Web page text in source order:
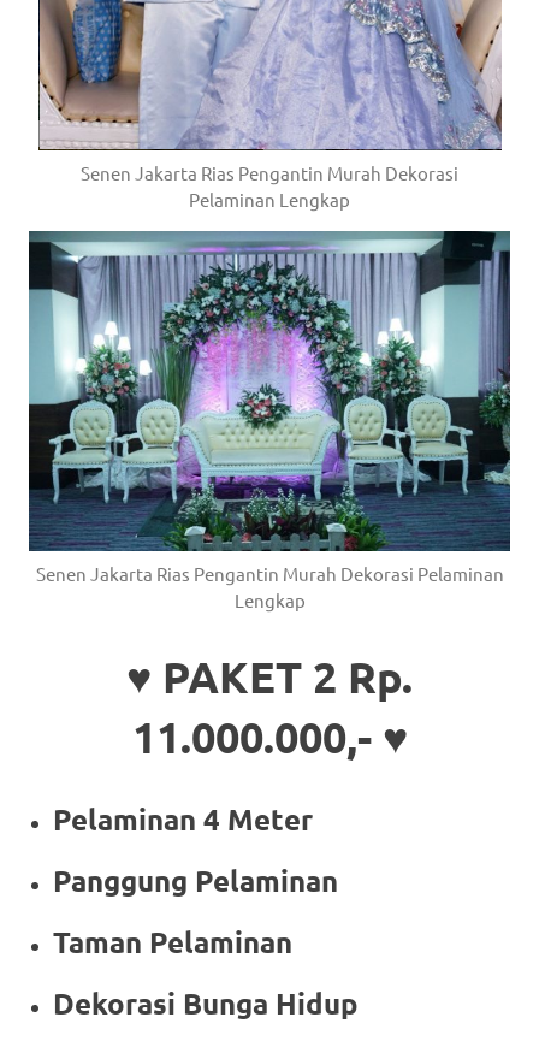
Senen Jakarta Rias Pengantin Murah Dekorasi
Pelaminan Lengkap
Senen Jakarta Rias Pengantin Murah Dekorasi Pelaminan
Lengkap
♥ PAKET 2 Rp.
11.000.000,- ♥
Pelaminan 4 Meter
Panggung Pelaminan
Taman Pelaminan
Dekorasi Bunga Hidup